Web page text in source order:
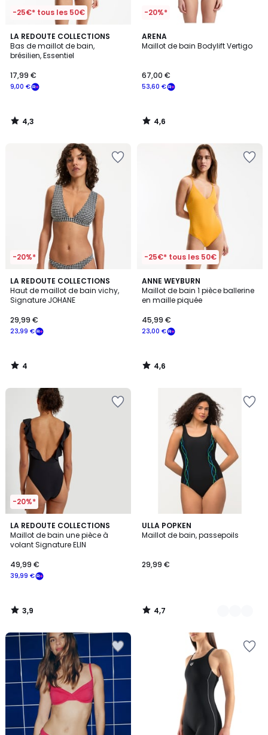
-25€* tous les 50€
LA REDOUTE COLLECTIONS
Bas de maillot de bain,
brésilien, Essentiel
9,00 €
17,99 €
4,3
/ 5
4,3
/
-20%*
ARENA
Maillot de bain Bodylift Vertigo
53,60 €
67,00 €
4,6
/ 5
4,6
/
-20%*
LA REDOUTE COLLECTIONS
Haut de maillot de bain vichy,
Signature JOHANE
23,99 €
29,99 €
4
/
5
4
/
-25€* tous les 50€
ANNE WEYBURN
Maillot de bain 1 pièce ballerine
en maille piquée
23,00 €
45,99 €
4,6
/ 5
4,6
/
-20%*
LA REDOUTE COLLECTIONS
Maillot de bain une pièce à
volant Signature ELIN
39,99 €
49,99 €
3,9
/ 5
3,9
/
ULLA POPKEN
Maillot de bain, passepoils
29,99 €
4,7
/ 5
2
Couleurs
4,7
/